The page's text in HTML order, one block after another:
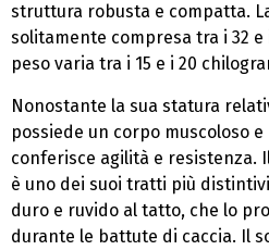
struttura robusta e compatta.
solitamente compresa tra i 32
peso varia tra i 15 e i 20
Nonostante la sua statura
possiede un corpo muscoloso
conferisce agilità e resistenza.
è uno dei suoi tratti più
duro e ruvido al tatto, che lo
durante le battute di caccia. Il